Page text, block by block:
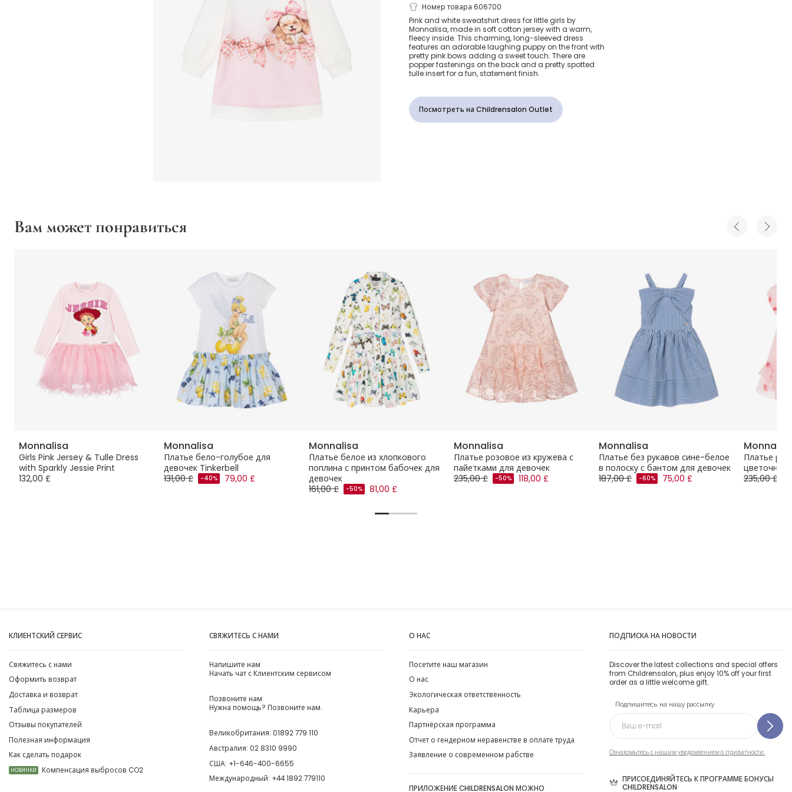
Girls Pink & White
Cotton Puppy
Sweatshirt Dress
Номер товара 606700
Pink and white sweatshirt dress for little girls by
Monnalisa, made in soft cotton jersey with a warm,
fleecy inside. This charming, long-sleeved dress
features an adorable laughing puppy on the front with
pretty pink bows adding a sweet touch. There are
popper fastenings on the back and a pretty spotted
tulle insert for a fun, statement finish.
Посмотреть на Childrensalon Outlet
Вам может понравиться
Monnalisa
Girls Pink Jersey & Tulle Dress
with Sparkly Jessie Print
132,00 £
Monnalisa
Платье бело-голубое для
девочек Tinkerbell
131,00 £
-40% 79,00 £
Monnalisa
Платье белое из хлопкового
поплина с принтом бабочек для
девочек
161,00 £
-50% 81,00 £
Monnalisa
Платье розовое из кружева с
пайетками для девочек
235,00 £
-50% 118,00 £
Monnalisa
Платье без рукавов сине-белое
в полоску с бантом для девочек
187,00 £
-60% 75,00 £
Платье
цветочным
235,00 £
КЛИЕНТСКИЙ СЕРВИС
Свяжитесь с нами
Оформить возврат
Доставка и возврат
Таблица размеров
Отзывы покупателей
Полезная информация
Как сделать подарок
НОВИНКИ Компенсация выбросов CO2
СВЯЖИТЕСЬ С НАМИ
Напишите нам
Начать чат с Клиентским сервисом
Позвоните нам
Нужна помощь? Позвоните нам.
Великобритания: 01892 779 110
Австралия: 02 8310 9990
США: +1-646-400-6655
Международный: +44 1892 779110
О НАС
Посетите наш магазин
О нас
Экологическая ответственность
Карьера
Партнёрская программа
Отчет о гендерном неравенстве в оплате труда
Заявление о современном рабстве
ПРИЛОЖЕНИЕ CHILDRENSALON МОЖНО
ПОДПИСКА НА НОВОСТИ
Discover the latest collections and special offers
from Childrensalon, plus enjoy 10% off your first
order as a little welcome gift.
Подпишитесь на нашу рассылку
Ознакомьтесь с нашим уведомлением о приватности.
ПРИСОЕДИНЯЙТЕСЬ К ПРОГРАММЕ БОНУСЫ
CHILDRENSALON